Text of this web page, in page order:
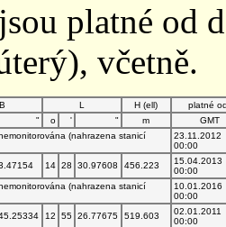
platné od
včetně.
B L H (ell)
platné
" o ' " m
GMT
(nahrazena stanicí
23.11.2012
00:00
14 28 30.97608 456.223
15.04.2013
00:00
(nahrazena stanicí
10.01.2016
00:00
12 55 26.77675 519.603
02.01.2011
00:00